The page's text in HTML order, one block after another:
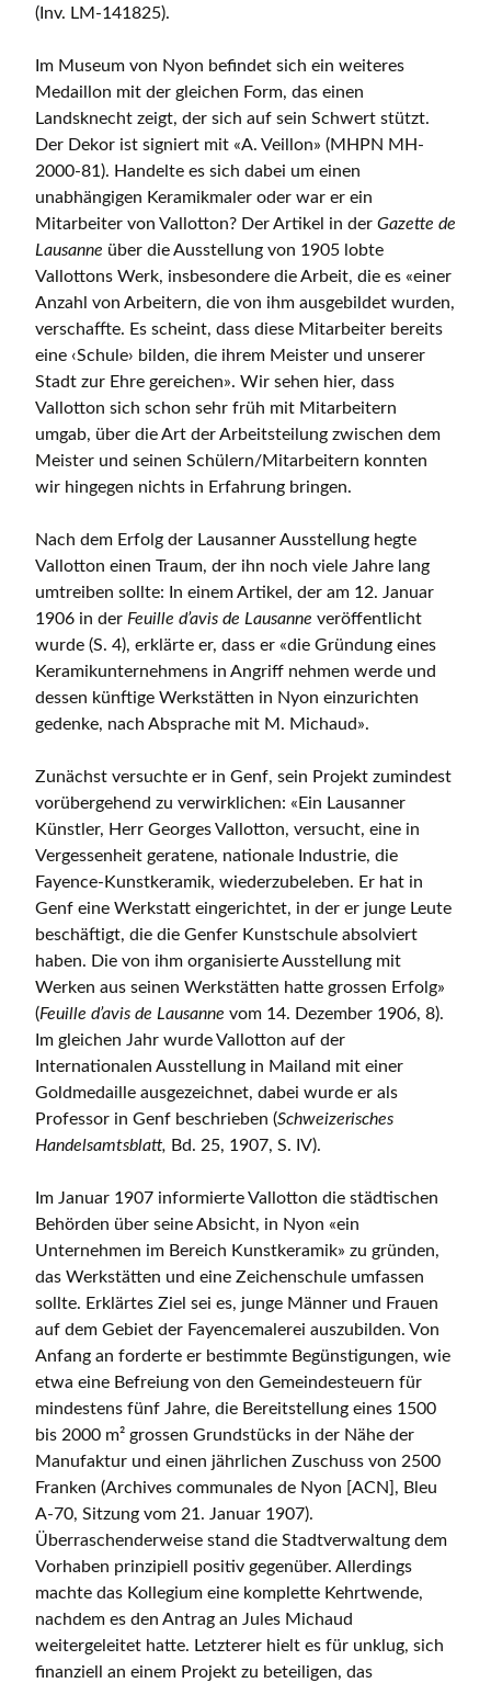
(Inv. LM-141825).
Im Museum von Nyon befindet sich ein weiteres
Medaillon mit der gleichen Form, das einen
Landsknecht zeigt, der sich auf sein Schwert stützt.
Der Dekor ist signiert mit «A. Veillon» (MHPN MH-
2000-81). Handelte es sich dabei um einen
unabhängigen Keramikmaler oder war er ein
Mitarbeiter von Vallotton? Der Artikel in der Gazette de
Lausanne über die Ausstellung von 1905 lobte
Vallottons Werk, insbesondere die Arbeit, die es «einer
Anzahl von Arbeitern, die von ihm ausgebildet wurden,
verschaffte. Es scheint, dass diese Mitarbeiter bereits
eine ‹Schule› bilden, die ihrem Meister und unserer
Stadt zur Ehre gereichen». Wir sehen hier, dass
Vallotton sich schon sehr früh mit Mitarbeitern
umgab, über die Art der Arbeitsteilung zwischen dem
Meister und seinen Schülern/Mitarbeitern konnten
wir hingegen nichts in Erfahrung bringen.
Nach dem Erfolg der Lausanner Ausstellung hegte
Vallotton einen Traum, der ihn noch viele Jahre lang
umtreiben sollte: In einem Artikel, der am 12. Januar
1906 in der Feuille d’avis de Lausanne veröffentlicht
wurde (S. 4), erklärte er, dass er «die Gründung eines
Keramikunternehmens in Angriff nehmen werde und
dessen künftige Werkstätten in Nyon einzurichten
gedenke, nach Absprache mit M. Michaud».
Zunächst versuchte er in Genf, sein Projekt zumindest
vorübergehend zu verwirklichen: «Ein Lausanner
Künstler, Herr Georges Vallotton, versucht, eine in
Vergessenheit geratene, nationale Industrie, die
Fayence-Kunstkeramik, wiederzubeleben. Er hat in
Genf eine Werkstatt eingerichtet, in der er junge Leute
beschäftigt, die die Genfer Kunstschule absolviert
haben. Die von ihm organisierte Ausstellung mit
Werken aus seinen Werkstätten hatte grossen Erfolg»
(Feuille d’avis de Lausanne vom 14. Dezember 1906, 8).
Im gleichen Jahr wurde Vallotton auf der
Internationalen Ausstellung in Mailand mit einer
Goldmedaille ausgezeichnet, dabei wurde er als
Professor in Genf beschrieben (Schweizerisches
Handelsamtsblatt, Bd. 25, 1907, S. IV).
Im Januar 1907 informierte Vallotton die städtischen
Behörden über seine Absicht, in Nyon «ein
Unternehmen im Bereich Kunstkeramik» zu gründen,
das Werkstätten und eine Zeichenschule umfassen
sollte. Erklärtes Ziel sei es, junge Männer und Frauen
auf dem Gebiet der Fayencemalerei auszubilden. Von
Anfang an forderte er bestimmte Begünstigungen, wie
etwa eine Befreiung von den Gemeindesteuern für
mindestens fünf Jahre, die Bereitstellung eines 1500
bis 2000 m² grossen Grundstücks in der Nähe der
Manufaktur und einen jährlichen Zuschuss von 2500
Franken (Archives communales de Nyon [ACN], Bleu
A-70, Sitzung vom 21. Januar 1907).
Überraschenderweise stand die Stadtverwaltung dem
Vorhaben prinzipiell positiv gegenüber. Allerdings
machte das Kollegium eine komplette Kehrtwende,
nachdem es den Antrag an Jules Michaud
weitergeleitet hatte. Letzterer hielt es für unklug, sich
finanziell an einem Projekt zu beteiligen, das